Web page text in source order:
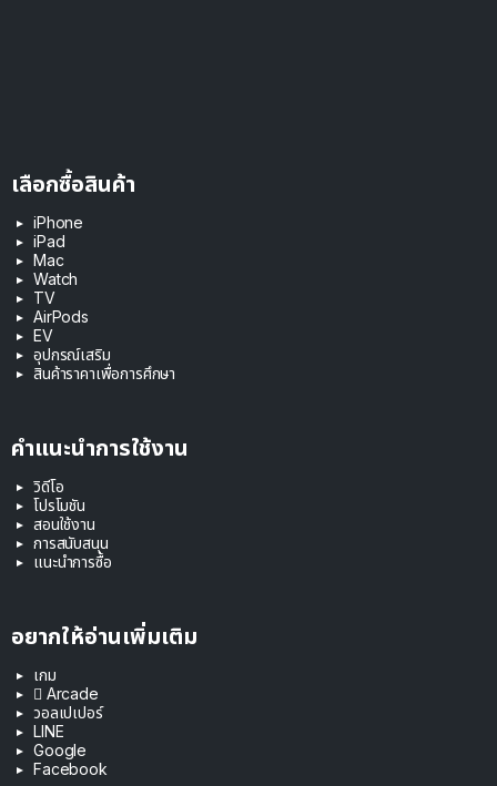
เลือกซื้อสินค้า
iPhone
iPad
Mac
Watch
TV
AirPods
EV
อุปกรณ์เสริม
สินค้าราคาเพื่อการศึกษา
คำแนะนำการใช้งาน
วิดีโอ
โปรโมชัน
สอนใช้งาน
การสนับสนุน
แนะนำการซื้อ
อยากให้อ่านเพิ่มเติม
เกม
 Arcade
วอลเปเปอร์
LINE
Google
Facebook